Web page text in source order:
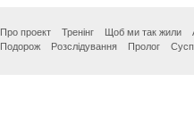
Про проект Тренінг Щоб ми так жили
Подорож
Розслідування Пролог